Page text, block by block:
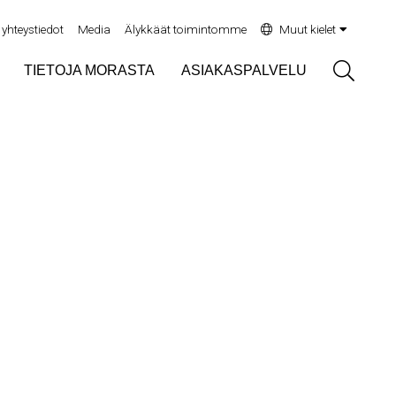
Media Älykkäät toimintomme Muut kielet
TIETOJA MORASTA ASIAKASPALVELU